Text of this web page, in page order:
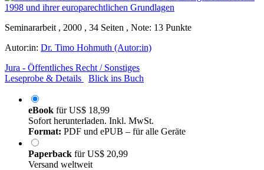
Seminararbeit , 2000 , 34 Seiten , Note: 13 Punkte
Autor:in: Dr. Timo Hohmuth (Autor:in)
Jura - Öffentliches Recht / Sonstiges
Leseprobe & Details
Blick ins Buch
eBook fürUS$ 18,99
Sofort herunterladen. Inkl. MwSt.
Format: PDF und ePUB – für alle Geräte
Paperback fürUS$ 20,99
Versand weltweit